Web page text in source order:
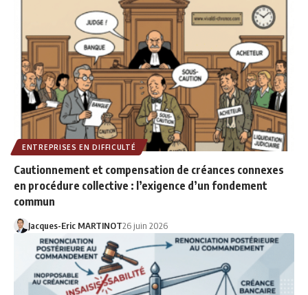
ENTREPRISES EN DIFFICULTÉ
Cautionnement et compensation de créances connexes
en procédure collective : l’exigence d’un fondement
commun
Jacques-Eric MARTINOT26 juin 2026